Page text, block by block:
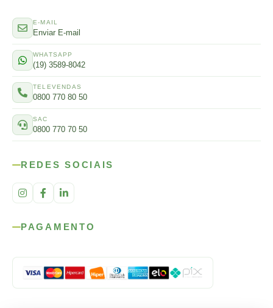
E-MAIL
Enviar E-mail
WHATSAPP
(19) 3589-8042
TELEVENDAS
0800 770 80 50
SAC
0800 770 70 50
REDES SOCIAIS
PAGAMENTO